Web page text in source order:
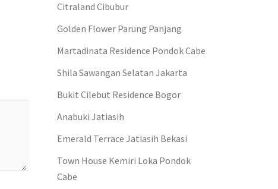
Citraland Cibubur
Golden Flower Parung Panjang
Martadinata Residence Pondok Cabe
Shila Sawangan Selatan Jakarta
Bukit Cilebut Residence Bogor
Anabuki Jatiasih
Emerald Terrace Jatiasih Bekasi
Town House Kemiri Loka Pondok
Cabe